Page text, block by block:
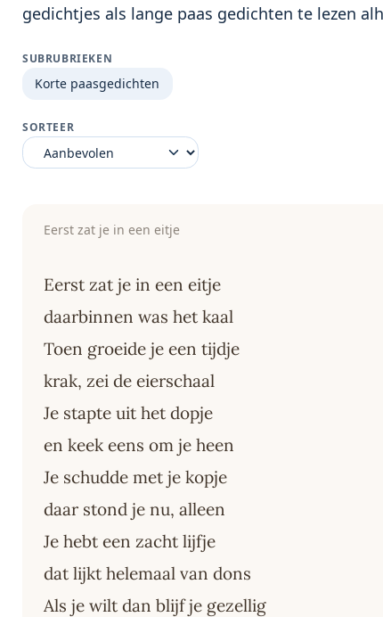
gedichtjes als lange paas gedichten te lezen
SUBRUBRIEKEN
Korte paasgedichten
SORTEER
Eerst zat je in een eitje
Eerst zat je in een eitje
daarbinnen was het kaal
Toen groeide je een tijdje
krak, zei de eierschaal
Je stapte uit het dopje
en keek eens om je heen
Je schudde met je kopje
daar stond je nu, alleen
Je hebt een zacht lijfje
dat lijkt helemaal van dons
Als je wilt dan blijf je gezellig